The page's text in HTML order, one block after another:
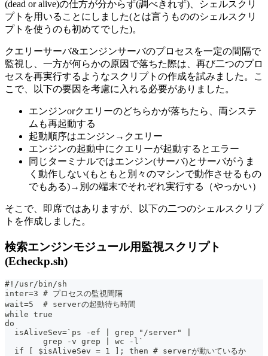
(dead or alive)の仕方が分からず(調べきれず)、シェルスクリ
プトを用いることにしました(とは言うもののシェルスクリ
プトを使うのも初めてでした)。
クエリーサーバ&エンジンサーバのプロセスを一定の間隔で
監視し、一方が何らかの原因で落ちた際は、再び二つのプロ
セスを再実行するようなスクリプトの作成を試みました。こ
こで、以下の要因を考慮に入れる必要がありました。
エンジンorクエリーのどちらかが落ちたら、両システ
ムも再起動する
起動順序はエンジン→クエリー
エンジンの起動中にクエリーが起動するとエラー
同じターミナルではエンジン(サーバ)とサーバがうま
く動作しない(もともと別々のマシンで動作させるもの
でもある)→別の端末でそれぞれ実行する（やっかい）
そこで、即席ではありますが、以下の二つのシェルスクリプ
トを作成しました。
検索エンジンモジュール用監視スクリプト
(Echeckp.sh)
#!/usr/bin/sh
inter=3 # プロセスの監視間隔
wait=5  # serverの起動待ち時間
while true
do
  isAliveSev=`ps -ef | grep "/server" |
        grep -v grep | wc -l`
  if [ $isAliveSev = 1 ]; then # serverが動いているか